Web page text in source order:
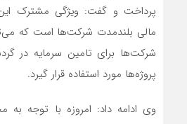
پرداخت و گفت: ویژگی مشترک این
مالی بلندمدت شرکت‌ها است که
شرکت‌ها برای تامین سرمایه در
پروژه‌ها مورد استفاده قرار گیرد.
وی ادامه داد: امروزه با توجه